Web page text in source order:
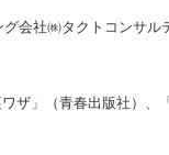
会社㈱タクトコンサ
」（青春出版社）、